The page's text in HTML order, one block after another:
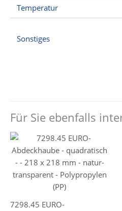
Temperatur
Sonstiges
Für Sie ebenfalls
7298.45 EURO-